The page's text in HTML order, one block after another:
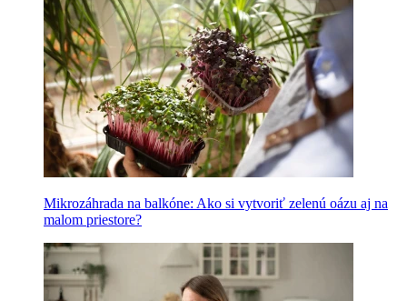
Mikrozáhrada na balkóne: Ako si vytvoriť zelenú oázu aj na
malom priestore?